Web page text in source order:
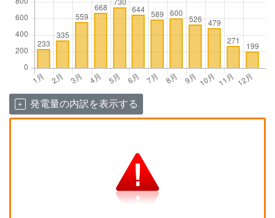
発電量の内訳を表示する